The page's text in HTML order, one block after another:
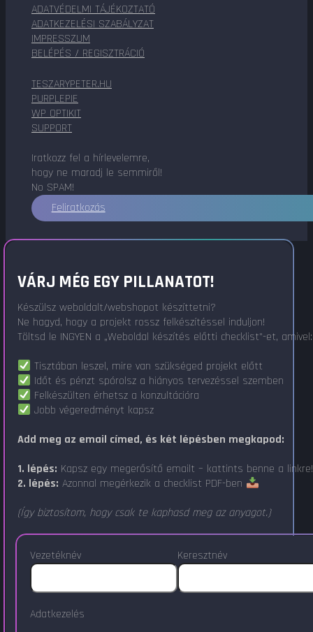
ADATVÉDELMI TÁJÉKOZTATÓ
ADATKEZELÉSI SZABÁLYZAT
IMPRESSZUM
BELÉPÉS / REGISZTRÁCIÓ
TESZARYPETER.HU
PURPLEPIE
WP OPTIKIT
SUPPORT
Iratkozz fel a hírlevelemre,
hogy ne maradj le semmiről!
No SPAM!
Feliratkozás
VÁRJ MÉG EGY PILLANATOT!
Készülsz weboldalt/webshopot készíttetni?
Ne hagyd, hogy a projekt rossz felkészítéssel induljon!
Töltsd le INGYEN a „Weboldal készítés előtti checklist"-et, amivel:
Tisztában leszel, mire van szükséged projekt előtt
Időt és pénzt spórolsz a hiányos tervezéssel szemben
Felkészülten érhetsz a konzultációra
Jobb végeredményt kapsz
Add meg az email címed, és két lépésben megkapod:
1. lépés: Kapsz egy megerősítő emailt – kattints benne a linkre!
2. lépés: Azonnal megérkezik a checklist PDF-ben
(Így biztosítom, hogy csak te kaphasd meg az anyagot.)
Vezetéknév Keresztnév
Adatkezelés